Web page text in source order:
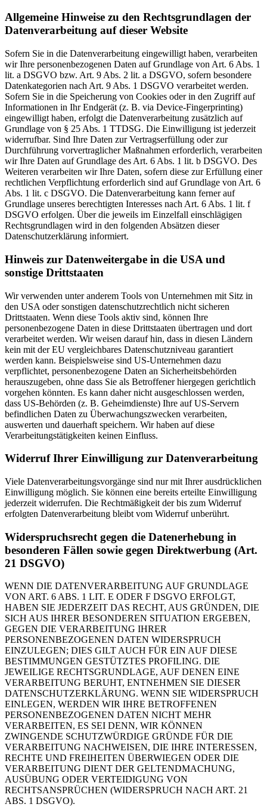
Allgemeine Hinweise zu den Rechtsgrundlagen der
Datenverarbeitung auf dieser Website
Sofern Sie in die Datenverarbeitung eingewilligt haben, verarbeiten
wir Ihre personenbezogenen Daten auf Grundlage von Art. 6 Abs. 1
lit. a DSGVO bzw. Art. 9 Abs. 2 lit. a DSGVO, sofern besondere
Datenkategorien nach Art. 9 Abs. 1 DSGVO verarbeitet werden.
Sofern Sie in die Speicherung von Cookies oder in den Zugriff auf
Informationen in Ihr Endgerät (z. B. via Device-Fingerprinting)
eingewilligt haben, erfolgt die Datenverarbeitung zusätzlich auf
Grundlage von § 25 Abs. 1 TTDSG. Die Einwilligung ist jederzeit
widerrufbar. Sind Ihre Daten zur Vertragserfüllung oder zur
Durchführung vorvertraglicher Maßnahmen erforderlich, verarbeiten
wir Ihre Daten auf Grundlage des Art. 6 Abs. 1 lit. b DSGVO. Des
Weiteren verarbeiten wir Ihre Daten, sofern diese zur Erfüllung einer
rechtlichen Verpflichtung erforderlich sind auf Grundlage von Art. 6
Abs. 1 lit. c DSGVO. Die Datenverarbeitung kann ferner auf
Grundlage unseres berechtigten Interesses nach Art. 6 Abs. 1 lit. f
DSGVO erfolgen. Über die jeweils im Einzelfall einschlägigen
Rechtsgrundlagen wird in den folgenden Absätzen dieser
Datenschutzerklärung informiert.
Hinweis zur Datenweitergabe in die USA und
sonstige Drittstaaten
Wir verwenden unter anderem Tools von Unternehmen mit Sitz in
den USA oder sonstigen datenschutzrechtlich nicht sicheren
Drittstaaten. Wenn diese Tools aktiv sind, können Ihre
personenbezogene Daten in diese Drittstaaten übertragen und dort
verarbeitet werden. Wir weisen darauf hin, dass in diesen Ländern
kein mit der EU vergleichbares Datenschutzniveau garantiert
werden kann. Beispielsweise sind US-Unternehmen dazu
verpflichtet, personenbezogene Daten an Sicherheitsbehörden
herauszugeben, ohne dass Sie als Betroffener hiergegen gerichtlich
vorgehen könnten. Es kann daher nicht ausgeschlossen werden,
dass US-Behörden (z. B. Geheimdienste) Ihre auf US-Servern
befindlichen Daten zu Überwachungszwecken verarbeiten,
auswerten und dauerhaft speichern. Wir haben auf diese
Verarbeitungstätigkeiten keinen Einfluss.
Widerruf Ihrer Einwilligung zur Datenverarbeitung
Viele Datenverarbeitungsvorgänge sind nur mit Ihrer ausdrücklichen
Einwilligung möglich. Sie können eine bereits erteilte Einwilligung
jederzeit widerrufen. Die Rechtmäßigkeit der bis zum Widerruf
erfolgten Datenverarbeitung bleibt vom Widerruf unberührt.
Widerspruchsrecht gegen die Datenerhebung in
besonderen Fällen sowie gegen Direktwerbung (Art.
21 DSGVO)
WENN DIE DATENVERARBEITUNG AUF GRUNDLAGE
VON ART. 6 ABS. 1 LIT. E ODER F DSGVO ERFOLGT,
HABEN SIE JEDERZEIT DAS RECHT, AUS GRÜNDEN, DIE
SICH AUS IHRER BESONDEREN SITUATION ERGEBEN,
GEGEN DIE VERARBEITUNG IHRER
PERSONENBEZOGENEN DATEN WIDERSPRUCH
EINZULEGEN; DIES GILT AUCH FÜR EIN AUF DIESE
BESTIMMUNGEN GESTÜTZTES PROFILING. DIE
JEWEILIGE RECHTSGRUNDLAGE, AUF DENEN EINE
VERARBEITUNG BERUHT, ENTNEHMEN SIE DIESER
DATENSCHUTZERKLÄRUNG. WENN SIE WIDERSPRUCH
EINLEGEN, WERDEN WIR IHRE BETROFFENEN
PERSONENBEZOGENEN DATEN NICHT MEHR
VERARBEITEN, ES SEI DENN, WIR KÖNNEN
ZWINGENDE SCHUTZWÜRDIGE GRÜNDE FÜR DIE
VERARBEITUNG NACHWEISEN, DIE IHRE INTERESSEN,
RECHTE UND FREIHEITEN ÜBERWIEGEN ODER DIE
VERARBEITUNG DIENT DER GELTENDMACHUNG,
AUSÜBUNG ODER VERTEIDIGUNG VON
RECHTSANSPRÜCHEN (WIDERSPRUCH NACH ART. 21
ABS. 1 DSGVO).